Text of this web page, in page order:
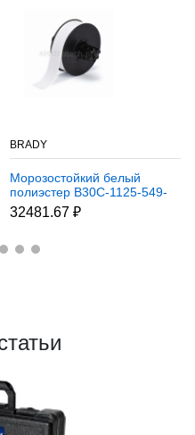
BRADY
Морозостойкий белый
полиэстер B30C-1125-549-
WT, 28,58 мм * 30,48 м
(BBP31/33/35/37)
32481.67 ₽